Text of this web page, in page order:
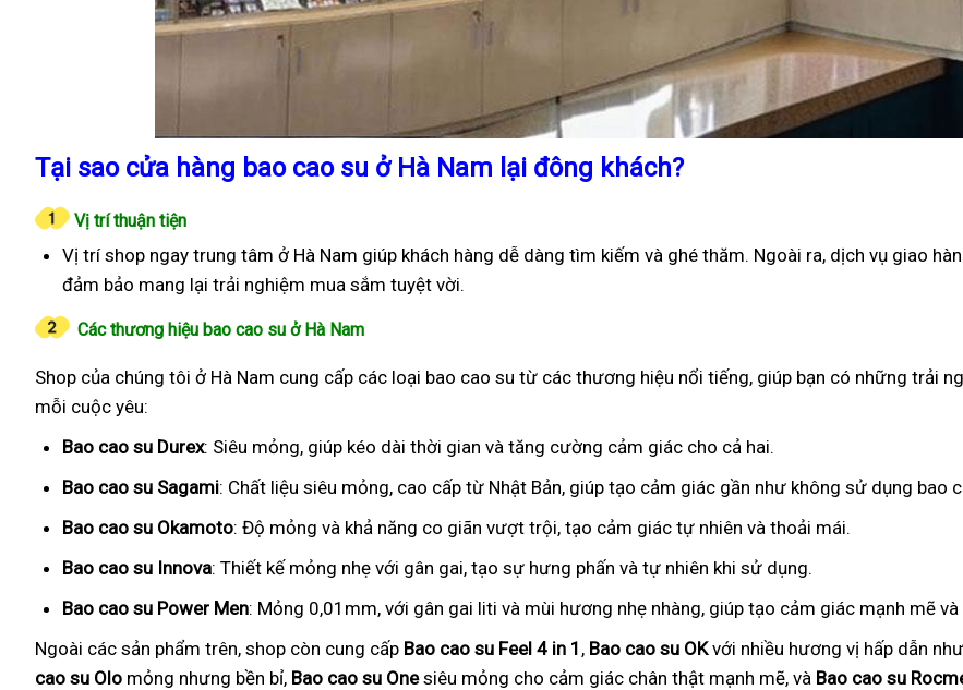
Tại sao cửa hàng bao cao su ở Hà Nam lại đông khách?
Vị trí thuận tiện
Vị trí shop ngay trung tâm ở Hà Nam giúp khách hàng dễ dàng tìm kiếm và ghé thăm. Ngoài ra, dịch vụ giao
đảm bảo mang lại trải nghiệm mua sắm tuyệt vời.
Các thương hiệu bao cao su ở Hà Nam
Shop của chúng tôi ở Hà Nam cung cấp các loại bao cao su từ các thương hiệu nổi tiếng, giúp bạn có những trải
mỗi cuộc yêu:
Bao cao su Durex: Siêu mỏng, giúp kéo dài thời gian và tăng cường cảm giác cho cả hai.
Bao cao su Sagami: Chất liệu siêu mỏng, cao cấp từ Nhật Bản, giúp tạo cảm giác gần như không sử dụng bao
Bao cao su Okamoto: Độ mỏng và khả năng co giãn vượt trội, tạo cảm giác tự nhiên và thoải mái.
Bao cao su Innova: Thiết kế mỏng nhẹ với gân gai, tạo sự hưng phấn và tự nhiên khi sử dụng.
Bao cao su Power Men: Mỏng 0,01mm, với gân gai liti và mùi hương nhẹ nhàng, giúp tạo cảm giác mạnh mẽ và
Ngoài các sản phẩm trên, shop còn cung cấp Bao cao su Feel 4 in 1 , Bao cao su OKvới nhiều hương vị hấp dẫn
cao su Olo mỏng nhưng bền bỉ, Bao cao su Onesiêu mỏng cho cảm giác chân thật mạnh mẽ, và Bao cao su